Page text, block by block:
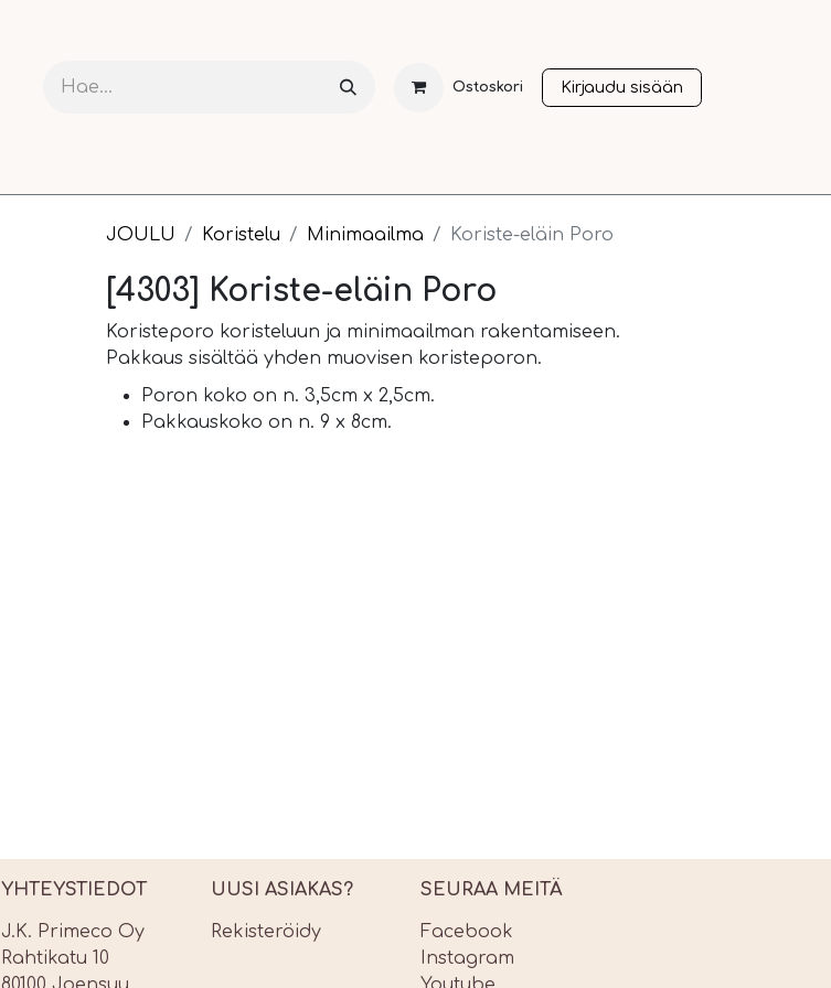
Ostoskori Kirjaudu sisään
JOULU Koristelu Minimaailma Koriste-eläin Poro
[4303] Koriste-eläin Poro
Koristeporo koristeluun ja minimaailman rakentamiseen.
Pakkaus sisältää yhden muovisen koristeporon.
Poron koko on n. 3,5cm x 2,5cm.
Pakkauskoko on n. 9 x 8cm.
YHTEYSTIEDOT
J.K. Primeco Oy
Rahtikatu 10
UUSI ASIAKAS?
Rekisteröidy
SEURAA MEITÄ
Facebook
Instagram